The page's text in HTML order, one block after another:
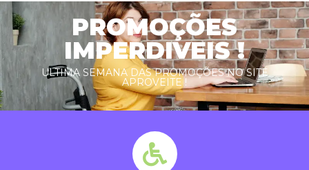
PROMOÇÕES
IMPERDIVEIS !
ULTIMA SEMANA DAS PROMOÇÕES NO SITE
APROVEITE !